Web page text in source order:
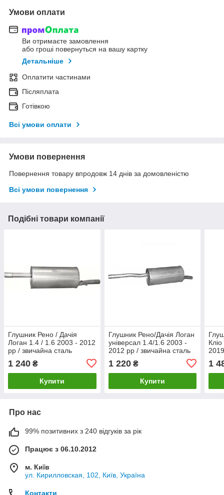
Умови оплати
Ви отримаєте замовлення
або гроші повернуться на вашу картку
Детальніше
Оплатити частинами
Післяплата
Готівкою
Всі умови оплати
Умови повернення
Повернення товару впродовж 14 днів за домовленістю
Всі умови повернення
Подібні товари компанії
Глушник Рено / Дачія
Логан 1.4 / 1.6 2003 - 2012
рр / звичайна сталь
1 240 ₴
Купити
Глушник Рено/Дачія Логан
універсал 1.4/1.6 2003 -
2012 рр / звичайна сталь
1 220₴
Купити
1
Про нас
99% позитивних з 240 відгуків за рік
Працює з 06.10.2012
м. Київ
ул. Кирилловская, 102, Київ, Україна
Контакти